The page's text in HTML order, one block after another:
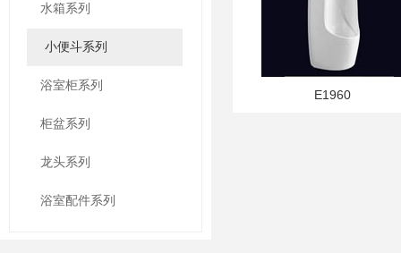
水箱系列
小便斗系列
浴室柜系列
柜盆系列
龙头系列
浴室配件系列
E1960